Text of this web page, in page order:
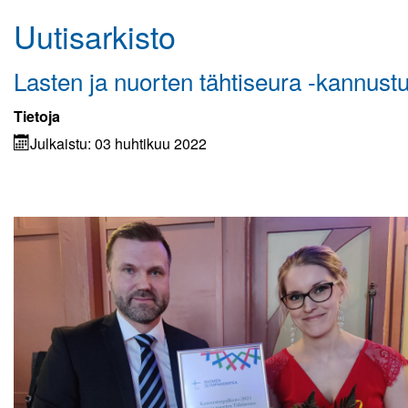
Kuvagalleria
Kumppanuus tekee hyvää
Toiminnan tarkoitus
Kirjaudu
Uutisarkisto
Lasten ja nuorten tähtiseura -
Tietoja
Julkaistu: 03 huhtikuu 2022